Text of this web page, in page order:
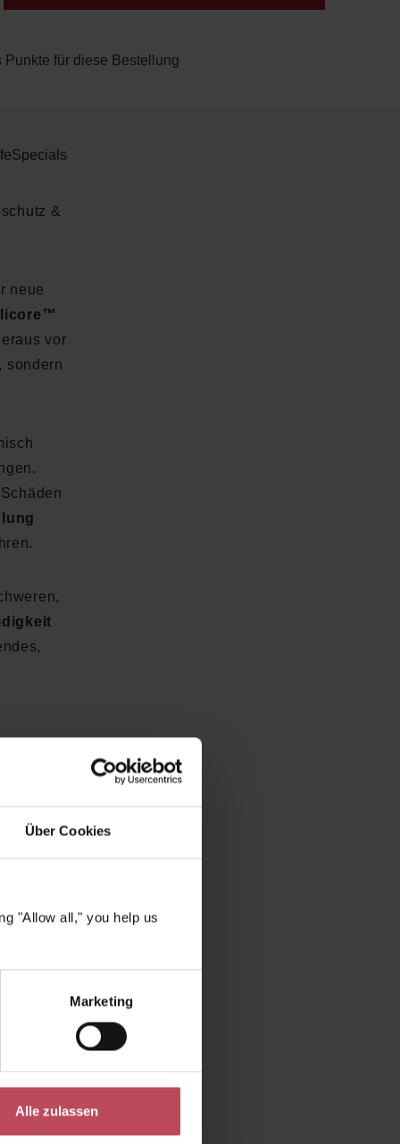
Über Cookies
"Allow all," you help us
Marketing
Alle zulassen
Punkte für diese Bestellung
Specials
&
neue
vor
sondern
weiches
die